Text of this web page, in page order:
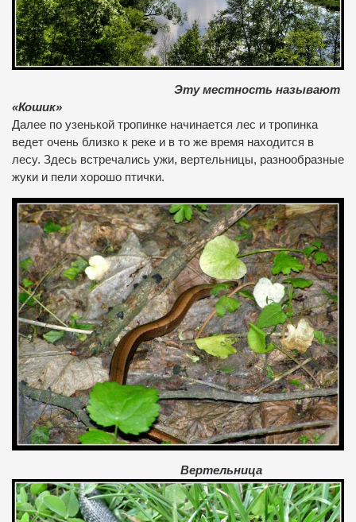
Эту местность называют
«Кошик»
Далее по узенькой тропинке начинается лес и тропинка
ведет очень близко к реке и в то же время находится в
лесу. Здесь встречались ужи, вертельницы, разнообразные
жуки и пели хорошо птички.
Вертельница